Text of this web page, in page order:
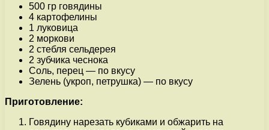
500 гр говядины
4 картофелины
1 луковица
2 моркови
2 стебля сельдерея
2 зубчика чеснока
Соль, перец — по вкусу
Зелень (укроп, петрушка) — по вкусу
Приготовление:
Говядину нарезать кубиками и обжарить на